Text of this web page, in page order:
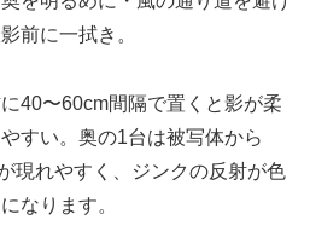
前に一拭き。
40〜60cm間隔で置くと影が柔
すい。奥の1台は被写体から
現れやすく、ジンクの反射が色
なります。